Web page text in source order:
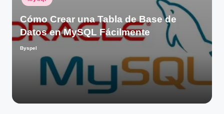
en
Cómo Crear una Tabla de Base de
Datos en MySQL Fácilmente
Publicado
Byspel